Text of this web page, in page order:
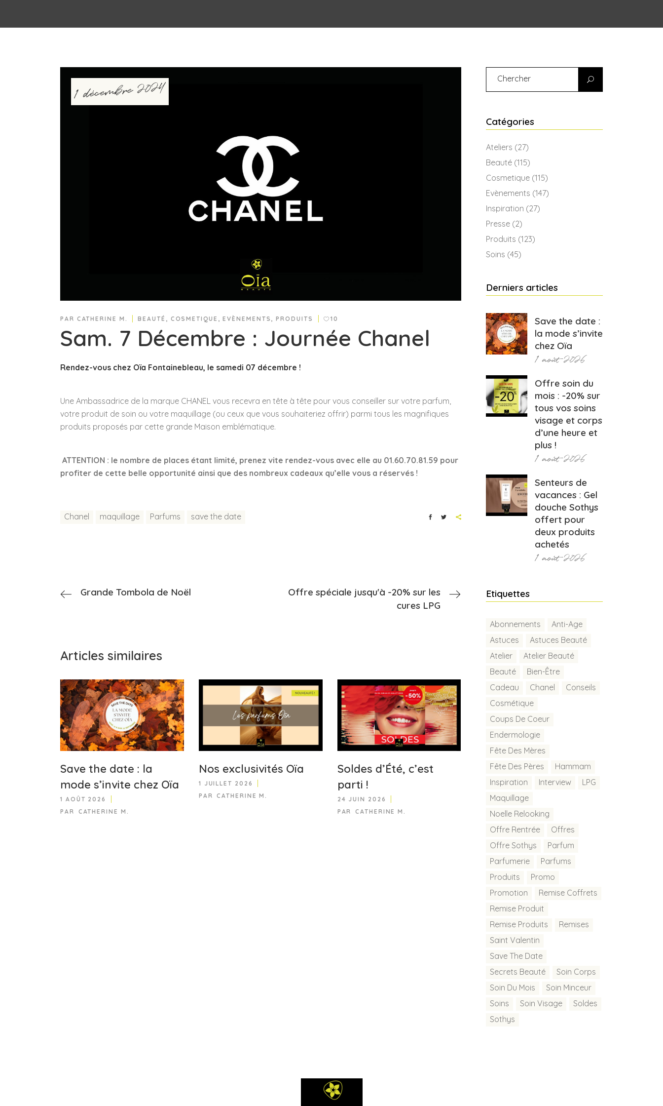
1 décembre 2024
PAR CATHERINE M. BEAUTÉ , COSMETIQUE ,EVÈNEMENTS ,PRODUITS 10
Sam. 7 Décembre : Journée Chanel
Rendez-vous chez Oïa Fontainebleau, le samedi 07 décembre !
Une Ambassadrice de la marque CHANEL vous recevra en tête à tête pour vous conseiller sur votre parfum,
votre produit de soin ou votre maquillage (ou ceux que vous souhaiteriez offrir) parmi tous les magnifiques
produits proposés par cette grande Maison emblématique.
ATTENTION : le nombre de places étant limité, prenez vite rendez-vous avec elle au 01.60.70.81.59 pour
profiter de cette belle opportunité ainsi que des nombreux cadeaux qu’elle vous a réservés !
Chanel maquillage Parfums save the date
Grande Tombola de Noël
Offre spéciale jusqu'à -20% sur les
cures LPG
Articles similaires
Save the date : la
mode s’invite chez Oïa
1 AOÛT 2026
PAR
CATHERINE M.
Nos exclusivités Oïa
1 JUILLET 2026
PAR
CATHERINE M.
Soldes d’Été, c’est
parti !
24 JUIN 2026
PAR
CATHERINE M.
Search
Catégories
Ateliers (27)
Beauté(115)
Cosmetique(115)
Evènements (147)
Inspiration (27)
Presse(2)
Produits (123)
Soins (45)
Derniers articles
Save the date :
la mode s’invite
chez Oïa
1 août 2026
Offre soin du
mois : -20% sur
tous vos soins
visage et corps
d’une heure et
plus !
1 août 2026
Senteurs de
vacances : Gel
douche Sothys
offert pour
deux produits
achetés
1 août 2026
Etiquettes
Abonnements
Anti-Age
Astuces
Astuces Beauté
Atelier
Atelier Beauté
Beauté
Bien-Être
Cadeau
Chanel
Conseils
Cosmétique
Coups De Coeur
Endermologie
Fête Des Mères
Fête Des Pères
Hammam
Inspiration
Interview
LPG
Maquillage
Noelle Relooking
Offre Rentrée
Offres
Offre Sothys
Parfum
Parfumerie
Parfums
Produits
Promo
Promotion
Remise Coffrets
Remise Produit
Remise Produits
Remises
Saint Valentin
Save The Date
Secrets Beauté
Soin Corps
Soin Du Mois
Soin Minceur
Soins
Soin Visage
Soldes
Sothys